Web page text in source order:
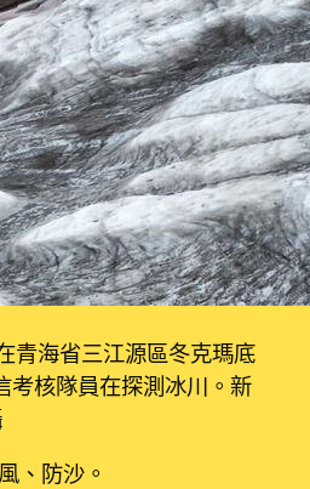
青海省三江源區冬克瑪底
考核隊員在探測冰川。新
防沙。